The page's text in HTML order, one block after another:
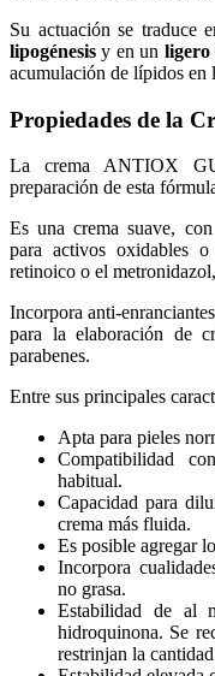
Su actuación se traduce
lipogénesis y en un ligero
acumulación de lípidos en
Propiedades de la
La crema ANTIOX
preparación de esta
Es una crema suave, con
para activos oxidables
retinoico o el
Incorpora anti-
para la elaboración de
parabenes.
Entre sus principales
Apta para pieles
Compatibilidad
habitual.
Capacidad para
crema más fluida.
Es posible agregar
Incorpora
no grasa.
Estabilidad de al
hidroquinona. Se
restrinjan la